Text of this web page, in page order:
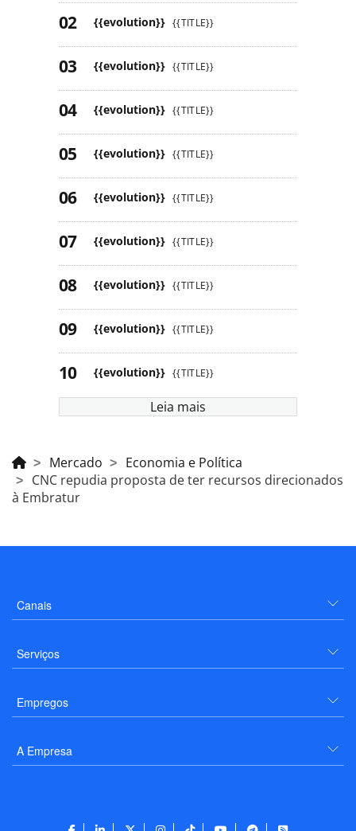
{{evolution}} {{TITLE}}
{{evolution}} {{TITLE}}
{{evolution}} {{TITLE}}
{{evolution}} {{TITLE}}
{{evolution}} {{TITLE}}
{{evolution}} {{TITLE}}
{{evolution}} {{TITLE}}
{{evolution}} {{TITLE}}
{{evolution}} {{TITLE}}
Leia mais
Mercado
Economia e Política
CNC repudia proposta de ter recursos direcionados
à Embratur
Canais
Serviços
Empregos
A Empresa